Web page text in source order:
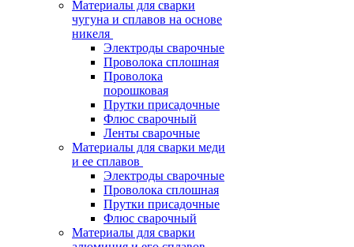
Материалы для сварки
чугуна и сплавов на основе
никеля
Электроды сварочные
Проволока сплошная
Проволока
порошковая
Прутки присадочные
Флюс сварочный
Ленты сварочные
Материалы для сварки меди
и ее сплавов
Электроды сварочные
Проволока сплошная
Прутки присадочные
Флюс сварочный
Материалы для сварки